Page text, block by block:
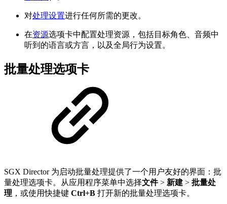
对处理设置进行任何所需的更改。
在资源选项卡中配置处理资源，包括目标角色、音频中
听到的语言或方言，以及全局行为设置。
批量处理选项卡
SGX Director 为启动批量处理提供了一个用户友好的界面：批
量处理选项卡。从应用程序菜单中选择文件> 新建 > 批量处
理 ，或使用快捷键 Ctrl+B 打开新的批量处理选项卡。